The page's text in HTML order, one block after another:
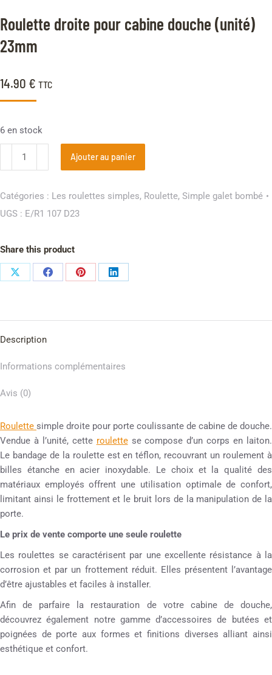
Roulette droite pour cabine douche (unité)
23mm
14.90 € TTC
6 en stock
Ajouter au panier
Catégories : Les roulettes simples, Roulette, Simple galet bombé
UGS : E/R1 107 D23
Share this product
Description
Informations complémentaires
Avis (0)
Roulette simple droite pour porte coulissante de cabine de douche.
Vendue à l’unité, cette roulettese compose d’un corps en laiton.
Le bandage de la roulette est en téflon, recouvrant un roulement à
billes étanche en acier inoxydable. Le choix et la qualité des
matériaux employés offrent une utilisation optimale de confort,
limitant ainsi le frottement et le bruit lors de la manipulation de la
porte.
Le prix de vente comporte une seule roulette
Les roulettes se caractérisent par une excellente résistance à la
corrosion et par un frottement réduit. Elles présentent l’avantage
d’être ajustables et faciles à installer.
Afin de parfaire la restauration de votre cabine de douche,
découvrez également notre gamme d’accessoires de butées et
poignées de porte aux formes et finitions diverses alliant ainsi
esthétique et confort.